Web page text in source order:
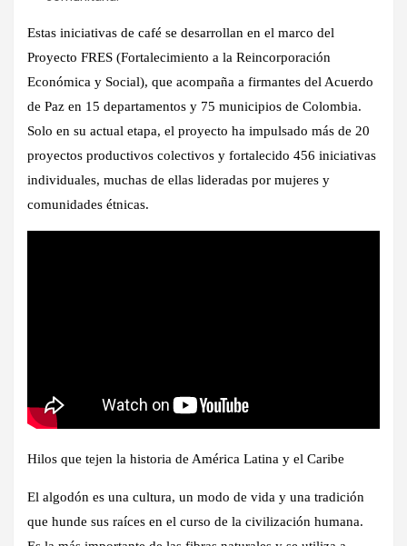
Estas iniciativas de café se desarrollan en el marco del
Proyecto FRES (Fortalecimiento a la Reincorporación
Económica y Social), que acompaña a firmantes del Acuerdo
de Paz en 15 departamentos y 75 municipios de Colombia.
Solo en su actual etapa, el proyecto ha impulsado más de 20
proyectos productivos colectivos y fortalecido 456 iniciativas
individuales, muchas de ellas lideradas por mujeres y
comunidades étnicas.
Hilos que tejen la historia de América Latina y el Caribe
El algodón es una cultura, un modo de vida y una tradición
que hunde sus raíces en el curso de la civilización humana.